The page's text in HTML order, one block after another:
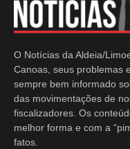
O Notícias da Aldeia/
Canoas, seus problemas
sempre bem informado
das movimentações de
fiscalizadores. Os
melhor forma e com a
fatos.